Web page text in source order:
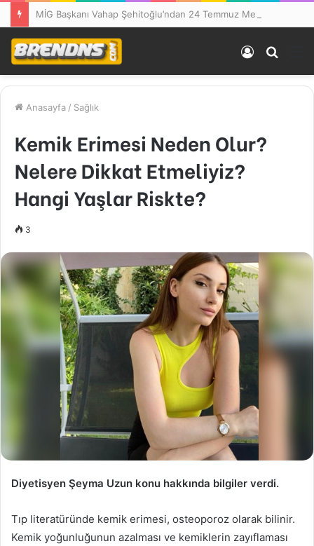
yap
Kayıt
Ol
Anasayfa / Sağlık
Kemik Erimesi Neden Olur?
Nelere Dikkat Etmeliyiz?
Hangi Yaşlar Riskte?
3
Diyetisyen Şeyma Uzun konu hakkında bilgiler verdi.
Tıp literatüründe kemik erimesi, osteoporoz olarak bilinir.
Kemik yoğunluğunun azalması ve kemiklerin zayıflaması